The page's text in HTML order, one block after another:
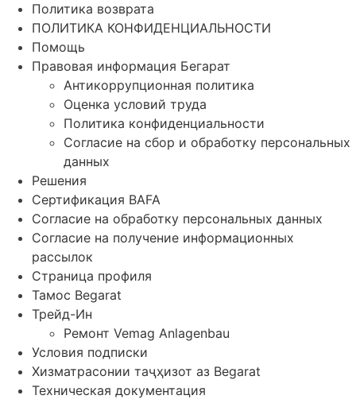
Политика возврата
ПОЛИТИКА КОНФИДЕНЦИАЛЬНОСТИ
Помощь
Правовая информация Бегарат
Антикоррупционная политика
Оценка условий труда
Политика конфиденциальности
Согласие на сбор и обработку персональных
данных
Решения
Сертификация BAFA
Согласие на обработку персональных данных
Согласие на получение информационных
рассылок
Страница профиля
Тамос Begarat
Трейд-Ин
Ремонт Vemag Anlagenbau
Условия подписки
Хизматрасонии таҷҳизот аз Begarat
Техническая документация